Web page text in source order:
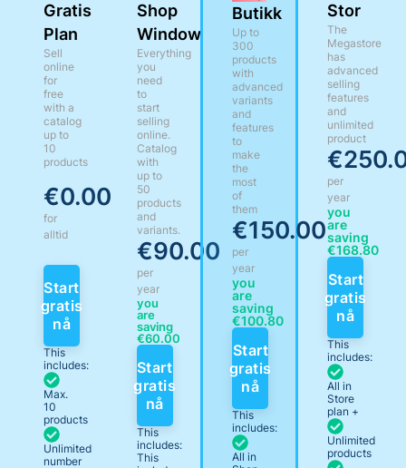
Gratis
Plan
Sell
online
for
free
with a
catalog
up to
10
products
€0.00​
for
alltid
Start
gratis
nå
This
includes:
Max.
10
products
Unlimited
number
Shop
Window
Everything
you
need
to
start
selling
online.
Catalog
with
up to
50
products
and
variants.
€90.00
per
year
you
are
saving
€60.00
Start
gratis
nå
This
includes:
This
Butikk
Up to
300
products
with
advanced
variants
and
features
to
make
the
most
of
them
€150.00
per
year
you
are
saving
€100.80
Start
gratis
nå
This
includes:
All in
Stor
The
Megastore
has
advanced
selling
features
and
unlimited
product
per
year
you
are
saving
€168.80
Start
gratis
nå
This
includes:
All in
Store
plan +
Unlimited
products